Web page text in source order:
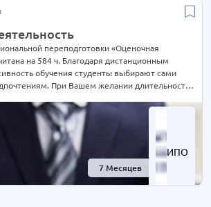
ИПО
7 Месяцев -69%
переподготовки «Оценочная
на 584 ч. Благодаря дистанционным
обучения студенты выбирают сами
При Вашем желании длительность
на сайте или отправьте нам заявку для